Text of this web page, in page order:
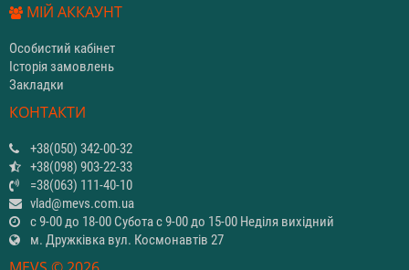
МІЙ АККАУНТ
Особистий кабінет
Історія замовлень
Закладки
КОНТАКТИ
+38(050) 342-00-32
+38(098) 903-22-33
=38(063) 111-40-10
vlad@mevs.com.ua
с 9-00 до 18-00 Субота с 9-00 до 15-00 Неділя вихідний
м. Дружківка вул. Космонавтів 27